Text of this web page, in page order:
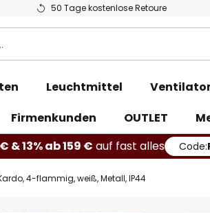
50 Tage kostenlose Retoure
Leuchtmittel
Firmenkunden
OUTLET
& 13% ab 159 € auf fast alles Code:
4-flammig, weiß, Metall, IP44